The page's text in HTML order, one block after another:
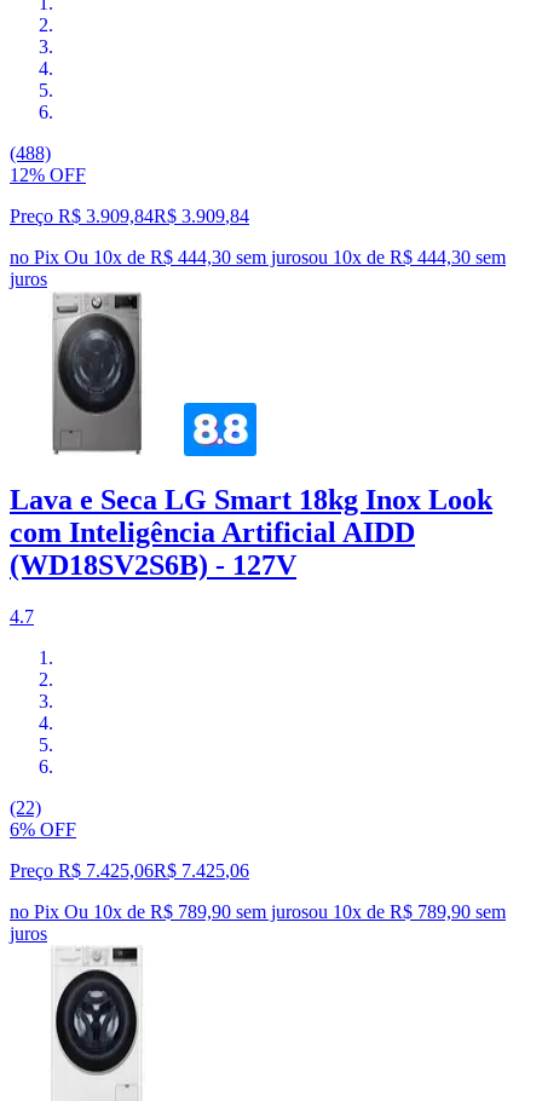
(488)
12% OFF
Preço R$ 3.909,84R$ 3.909,84
no Pix Ou 10x de R$ 444,30 sem jurosou 10x de R$ 444,30 sem
juros
Lava e Seca LG Smart 18kg Inox Look
com Inteligência Artificial AIDD
(WD18SV2S6B) - 127V
4.7
(22)
6% OFF
Preço R$ 7.425,06R$ 7.425,06
no Pix Ou 10x de R$ 789,90 sem jurosou 10x de R$ 789,90 sem
juros